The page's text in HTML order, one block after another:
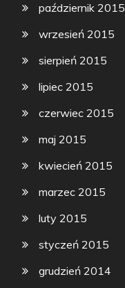
październik 2015
wrzesień 2015
sierpień 2015
lipiec 2015
czerwiec 2015
maj 2015
kwiecień 2015
marzec 2015
luty 2015
styczeń 2015
grudzień 2014